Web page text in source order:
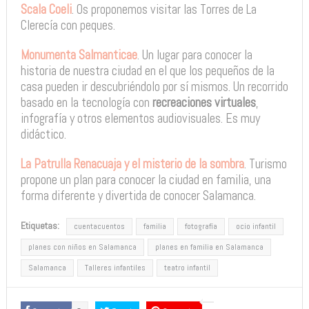
Scala Coeli. Os proponemos visitar las Torres de La
Clerecía con peques.
Monumenta Salmanticae. Un lugar para conocer la
historia de nuestra ciudad en el que los pequeños de la
casa pueden ir descubriéndolo por sí mismos. Un recorrido
basado en la tecnología con recreaciones virtuales,
infografía y otros elementos audiovisuales. Es muy
didáctico.
La Patrulla Renacuaja y el misterio de la sombra. Turismo
propone un plan para conocer la ciudad en familia, una
forma diferente y divertida de conocer Salamanca.
Etiquetas: cuentacuentos familia fotografía
ocio infantil
planes con niños en Salamanca
planes en familia en Salamanca
Salamanca
Talleres infantiles teatro infantil